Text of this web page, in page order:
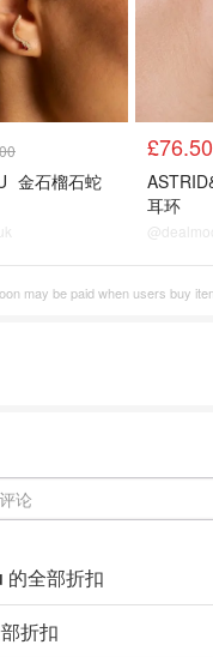
金石榴石蛇
£76.50
耳环
may be paid when users buy
论
的全部折扣
折扣